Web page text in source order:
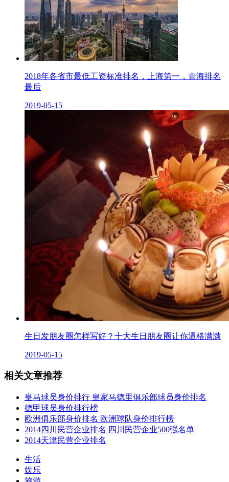
2018年各省市最低工资标准排名，上海第一，青海排名
最后
2019-05-15
生日发朋友圈怎样写好？十大生日朋友圈让你逼格满满
2019-05-15
相关文章推荐
皇马球员身价排行 皇家马德里俱乐部球员身价排名
德甲球员身价排行榜
欧洲俱乐部身价排名 欧洲球队身价排行榜
2014四川民营企业排名 四川民营企业500强名单
2014天津民营企业排名
生活
娱乐